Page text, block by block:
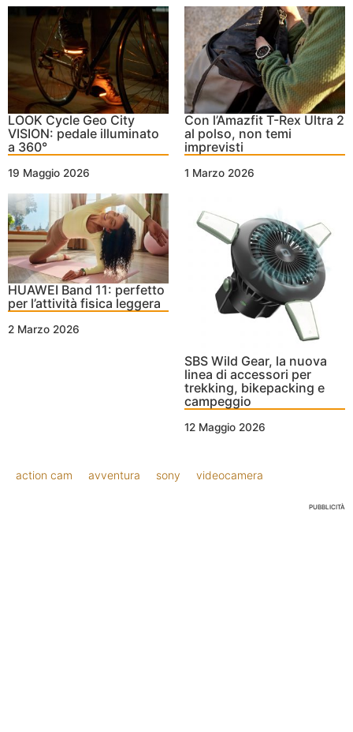
LOOK Cycle Geo City
VISION: pedale illuminato
a 360°
19 Maggio 2026
Con l’Amazfit T-Rex Ultra 2
al polso, non temi
imprevisti
1 Marzo 2026
HUAWEI Band 11: perfetto
per l’attività fisica leggera
2 Marzo 2026
SBS Wild Gear, la nuova
linea di accessori per
trekking, bikepacking e
campeggio
12 Maggio 2026
action cam avventura sony videocamera
PUBBLICITÀ